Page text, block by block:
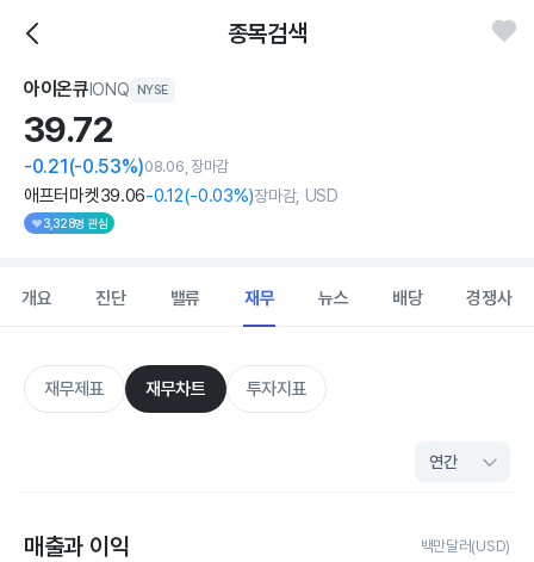
종목검색
아이온큐 IONQ NYSE
39.72
-0.21(-0.53%)08.06, 장마감
애프터마켓39.06-0.12(-0.03%)장마감, USD
3,328명 관심
개요 진단 밸류 재무 뉴스 배당 경쟁사
재무제표 재무차트 투자지표
매출과 이익 백만달러(USD)